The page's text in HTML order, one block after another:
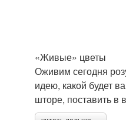
«Живые» цветы
Оживим сегодня
идею, какой будет
шторе, поставить в